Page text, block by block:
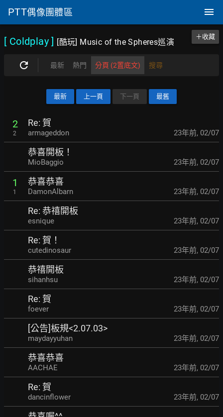
PTT偶像團體區
[ Coldplay ] [酷玩] Music of the Spheres巡演
＋收藏
最新 熱門 分頁 (2置底文) 搜尋
最新 上一頁 下一頁 最舊
2
2
Re: 賀
armageddon 23年前, 02/07
恭喜開板！
MioBaggio 23年前, 02/07
1
1
恭喜恭喜
DamonAlbarn 23年前, 02/07
Re: 恭禧開板
esnique 23年前, 02/07
Re: 賀！
cutedinosaur 23年前, 02/07
恭禧開板
sihanhsu 23年前, 02/07
Re: 賀
foever 23年前, 02/07
[公告]板規<2.07.03>
maydayyuhan 23年前, 02/07
恭喜恭喜
AACHAE 23年前, 02/07
Re: 賀
dancinflower 23年前, 02/07